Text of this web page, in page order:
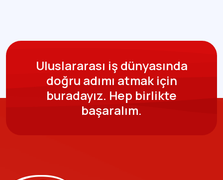
Uluslararası iş dünyasında
doğru adımı atmak için
buradayız. Hep birlikte
başaralım.